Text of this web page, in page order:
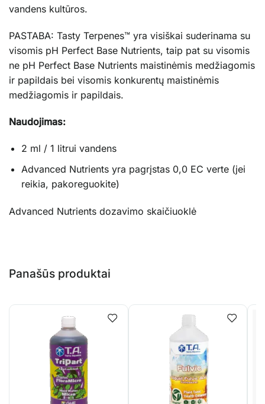
vandens kultūros.
PASTABA: Tasty Terpenes™ yra visiškai suderinama su
visomis pH Perfect Base Nutrients, taip pat su visomis
ne pH Perfect Base Nutrients maistinėmis medžiagomis
ir papildais bei visomis konkurentų maistinėmis
medžiagomis ir papildais.
Naudojimas:
2 ml / 1 litrui vandens
Advanced Nutrients yra pagrįstas 0,0 EC verte (jei
reikia, pakoreguokite)
Advanced Nutrients dozavimo skaičiuoklė
Panašūs produktai